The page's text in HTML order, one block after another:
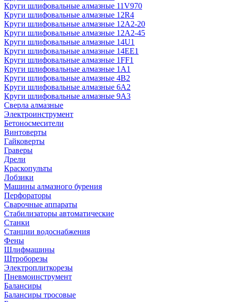
Круги шлифовальные алмазные 11V970
Круги шлифовальные алмазные 12R4
Круги шлифовальные алмазные 12А2-20
Круги шлифовальные алмазные 12А2-45
Круги шлифовальные алмазные 14U1
Круги шлифовальные алмазные 14ЕЕ1
Круги шлифовальные алмазные 1FF1
Круги шлифовальные алмазные 1А1
Круги шлифовальные алмазные 4В2
Круги шлифовальные алмазные 6A2
Круги шлифовальные алмазные 9А3
Сверла алмазные
Электроинструмент
Бетоносмесители
Винтоверты
Гайковерты
Граверы
Дрели
Краскопульты
Лобзики
Машины алмазного бурения
Перфораторы
Сварочные аппараты
Стабилизаторы автоматические
Станки
Станции водоснабжения
Фены
Шлифмашины
Штроборезы
Электроплиткорезы
Пневмоинструмент
Балансиры
Балансиры тросовые